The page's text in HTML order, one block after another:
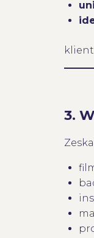
3.